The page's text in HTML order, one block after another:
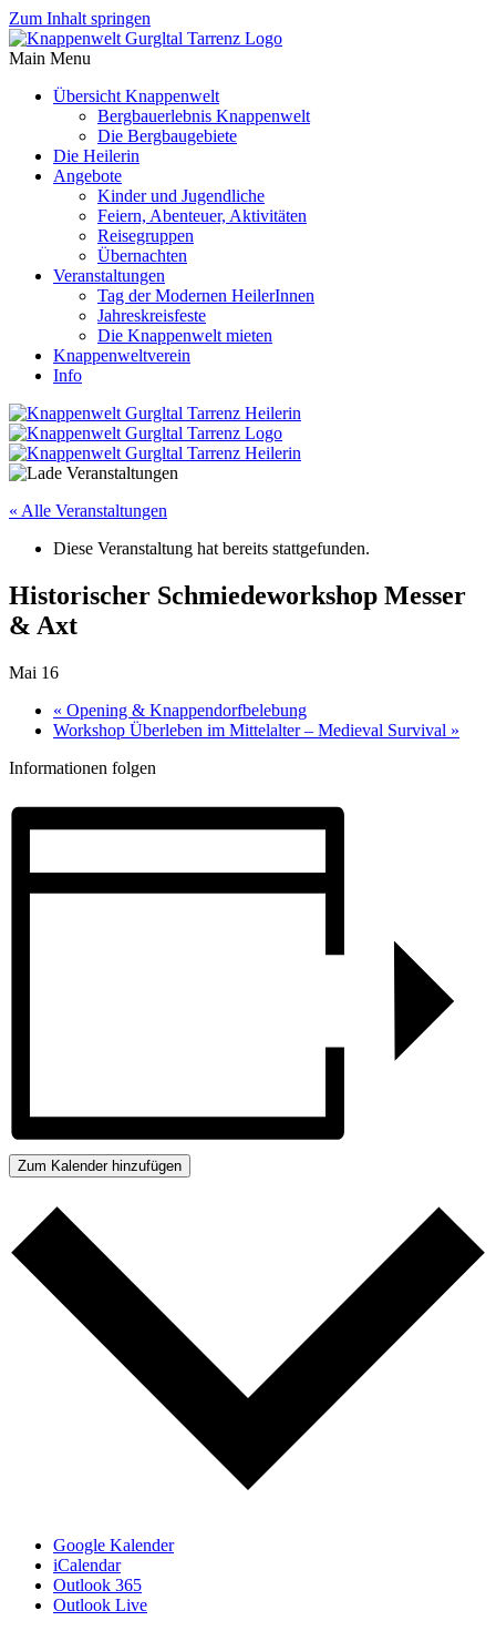
Zum Inhalt springen
Main Menu
Übersicht Knappenwelt
Bergbauerlebnis Knappenwelt
Die Bergbaugebiete
Die Heilerin
Angebote
Kinder und Jugendliche
Feiern, Abenteuer, Aktivitäten
Reisegruppen
Übernachten
Veranstaltungen
Tag der Modernen HeilerInnen
Jahreskreisfeste
Die Knappenwelt mieten
Knappenweltverein
Info
« Alle Veranstaltungen
Diese Veranstaltung hat bereits stattgefunden.
Historischer Schmiedeworkshop Messer
& Axt
Mai 16
« Opening & Knappendorfbelebung
Workshop Überleben im Mittelalter – Medieval Survival »
Informationen folgen
Zum Kalender hinzufügen
Google Kalender
iCalendar
Outlook 365
Outlook Live